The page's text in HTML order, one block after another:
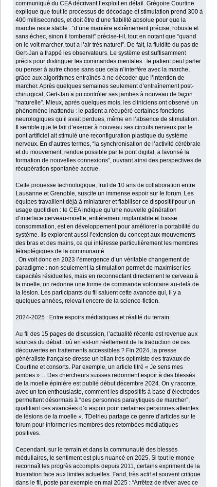
communiqué du CEA décrivant l’exploit en détail. Grégoire Courtine
explique que tout le processus de décodage et stimulation prend 300 à
400 millisecondes, et doit être d’une fiabilité absolue pour que la
marche reste stable : “d’une manière extrêmement précise, robuste et
sans échec, sinon il tomberait” précise-t-il, tout en notant que “quand
on le voit marcher, tout a l’air très naturel”. De fait, la fluidité du pas de
Gert-Jan a frappé les observateurs. Le système est suffisamment
précis pour distinguer les commandes mentales : le patient peut parler
ou penser à autre chose sans que cela n’interfère avec la marche,
grâce aux algorithmes entraînés à ne décoder que l’intention de
marcher. Après quelques semaines seulement d’entraînement post-
chirurgical, Gert-Jan a pu contrôler ses jambes à nouveau de façon
“naturelle”. Mieux, après quelques mois, les cliniciens ont observé un
phénomène inattendu : le patient a récupéré certaines fonctions
neurologiques qu’il avait perdues, même en l’absence de stimulation.
Il semble que le fait d’exercer à nouveau ses circuits nerveux par le
pont artificiel ait stimulé une reconfiguration plastique du système
nerveux. En d’autres termes, “la synchronisation de l’activité cérébrale
et du mouvement, rendue possible par le pont digital, a favorisé la
formation de nouvelles connexions”, ouvrant ainsi des perspectives de
récupération spontanée accrue.
Cette prouesse technologique, fruit de 10 ans de collaboration entre
Lausanne et Grenoble, suscite un immense espoir sur le forum. Les
équipes travaillent déjà à miniaturer et fiabiliser ce dispositif pour un
usage quotidien : le CEA indique qu’une nouvelle génération
d’interface cerveau-moelle, entièrement implantable et basse
consommation, est en développement pour améliorer la portabilité du
système. Ils explorent aussi l’extension du concept aux mouvements
des bras et des mains, ce qui intéresse particulièrement les membres
tétraplégiques de la communauté
. On voit donc en 2023 l’émergence d’un véritable changement de
paradigme : non seulement la stimulation permet de maximiser les
capacités résiduelles, mais en reconnectant directement le cerveau à
la moelle, on redonne une forme de commande volontaire au-delà de
la lésion. Les participants du fil saluent cette avancée qui, il y a
quelques années, relevait encore de la science-fiction.
2024-2025 : Entre espoirs médiatiques et réalité du terrain
Au fil des 15 pages de discussion, l’actualité récente est revenue aux
sources du débat : où en est-on réellement de la traduction de ces
découvertes en traitements accessibles ? Fin 2024, la presse
généraliste française dresse un bilan très optimiste des travaux de
Courtine et consorts. Par exemple, un article titré « Je sens mes
jambes »… Des chercheurs suisses redonnent espoir à des blessés
de la moelle épinière est publié début décembre 2024. On y raconte,
avec un ton enthousiaste, comment les dispositifs à base d’électrodes
permettent désormais à “des personnes paralytiques de marcher”,
qualifiant ces avancées d’« espoir pour certaines personnes atteintes
de lésions de la moelle ». TDelrieu partage ce genre d’articles sur le
forum pour informer les membres des retombées médiatiques
positives.
Cependant, sur le terrain et dans la communauté des blessés
médullaires, le sentiment est plus nuancé en 2025. Si tout le monde
reconnaît les progrès accomplis depuis 2011, certains expriment de la
frustration face aux limites actuelles. Farid, très actif et souvent critique
dans le fil, poste par exemple en mai 2025 : “Arrêtez de rêver avec ce